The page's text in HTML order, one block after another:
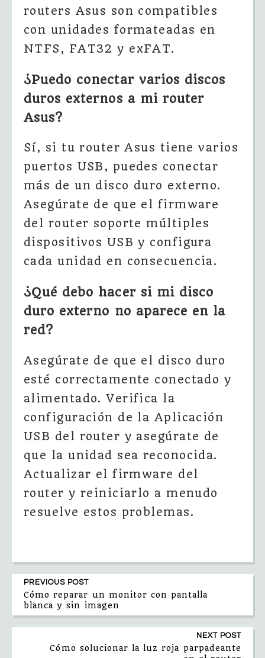
routers Asus son compatibles
con unidades formateadas en
NTFS, FAT32 y exFAT.
¿Puedo conectar varios discos
duros externos a mi router
Asus?
Sí, si tu router Asus tiene varios
puertos USB, puedes conectar
más de un disco duro externo.
Asegúrate de que el firmware
del router soporte múltiples
dispositivos USB y configura
cada unidad en consecuencia.
¿Qué debo hacer si mi disco
duro externo no aparece en la
red?
Asegúrate de que el disco duro
esté correctamente conectado y
alimentado. Verifica la
configuración de la Aplicación
USB del router y asegúrate de
que la unidad sea reconocida.
Actualizar el firmware del
router y reiniciarlo a menudo
resuelve estos problemas.
PREVIOUS POST
Cómo reparar un monitor con pantalla
blanca y sin imagen
NEXT POST
Cómo solucionar la luz roja parpadeante